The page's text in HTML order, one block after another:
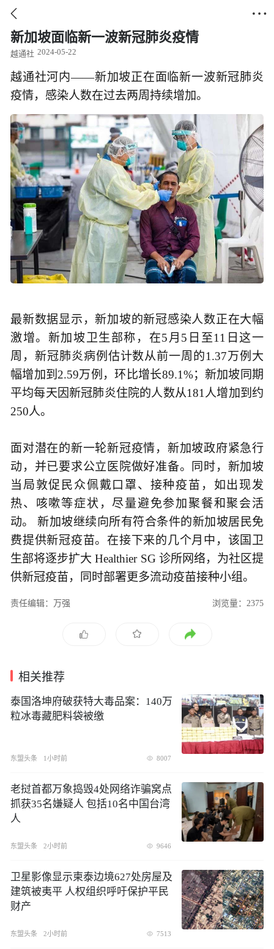
 
新加坡面临新一波新冠肺炎疫情
越通社 2024-05-22
越通社河内——新加坡正在面临新一波新冠肺炎
疫情，感染人数在过去两周持续增加。
最新数据显示，新加坡的新冠感染人数正在大幅
激增。新加坡卫生部称，在5月5日至11日这一
周，新冠肺炎病例估计数从前一周的1.37万例大
幅增加到2.59万例，环比增长89.1%；新加坡同期
平均每天因新冠肺炎住院的人数从181人增加到约
250人。
面对潜在的新一轮新冠疫情，新加坡政府紧急行
动，并已要求公立医院做好准备。同时，新加坡
当局敦促民众佩戴口罩、接种疫苗，如出现发
热、咳嗽等症状，尽量避免参加聚餐和聚会活
动。 新加坡继续向所有符合条件的新加坡居民免
费提供新冠疫苗。在接下来的几个月中，该国卫
生部将逐步扩大 Healthier SG 诊所网络，为社区提
供新冠疫苗，同时部署更多流动疫苗接种小组。
责任编辑：万强 浏览量：2375
相关推荐
泰国洛坤府破获特大毒品案：140万
粒冰毒藏肥料袋被缴
东盟头条 1小时前 8007
​老挝首都万象捣毁4处网络诈骗窝点
抓获35名嫌疑人 包括10名中国台湾
人
东盟头条 2小时前 9646
卫星影像显示柬泰边境627处房屋及
建筑被夷平 人权组织呼吁保护平民
财产
东盟头条 2小时前 7513